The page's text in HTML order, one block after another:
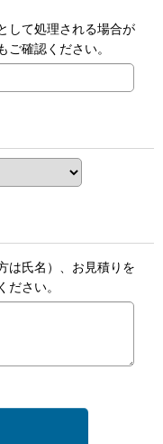
して処理される場合が
確認ください。
は氏名）、お見積りを
さい。